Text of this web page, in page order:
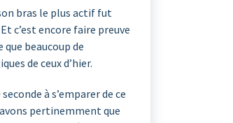
bras le plus actif fut
c’est encore faire preuve
beaucoup de
de ceux d’hier.
à s’emparer de ce
pertinemment que